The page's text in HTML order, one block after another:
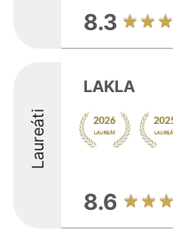
8.3
Laureáti
LAKLA
8.6